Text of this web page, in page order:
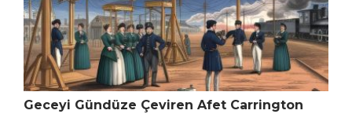
Geceyi Gündüze Çeviren Afet Carrington